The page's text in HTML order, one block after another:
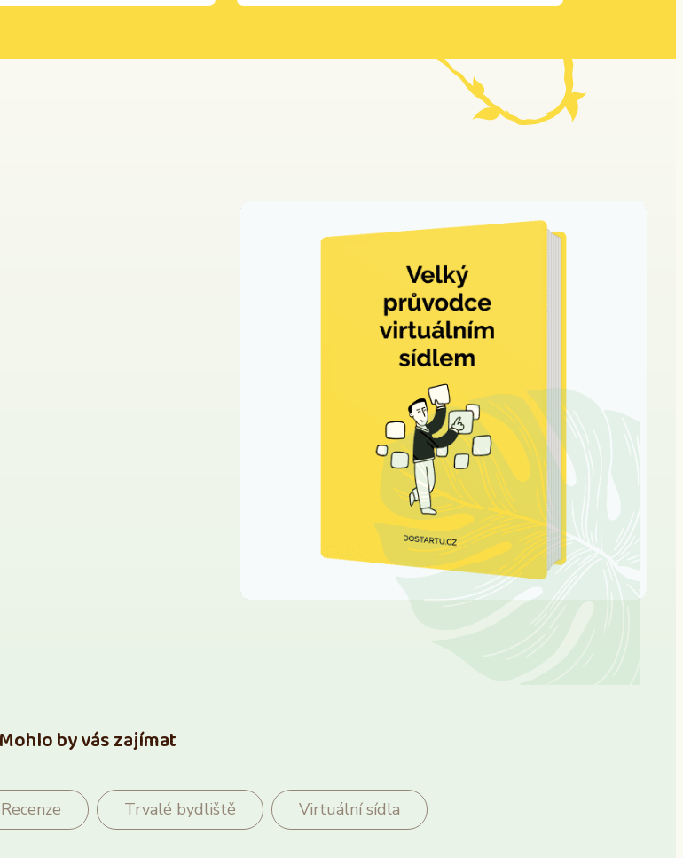
Mohlo by vás zajímat
Recenze Trvalé bydliště Virtuální sídla